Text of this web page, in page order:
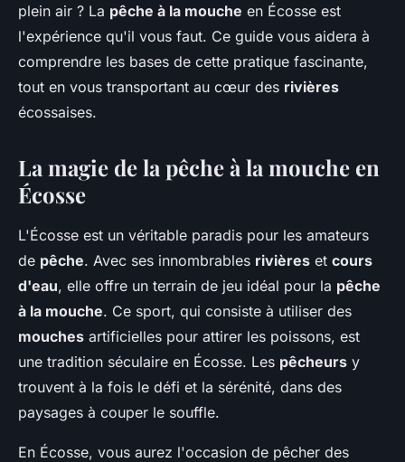
plein air ? La pêche à la mouche en Écosse est
l'expérience qu'il vous faut. Ce guide vous aidera à
comprendre les bases de cette pratique fascinante,
tout en vous transportant au cœur des rivières
écossaises.
La magie de la pêche à la mouche en
Écosse
L'Écosse est un véritable paradis pour les amateurs
de pêche. Avec ses innombrables rivières et cours
d'eau, elle offre un terrain de jeu idéal pour la pêche
à la mouche. Ce sport, qui consiste à utiliser des
mouches artificielles pour attirer les poissons, est
une tradition séculaire en Écosse. Les pêcheurs y
trouvent à la fois le défi et la sérénité, dans des
paysages à couper le souffle.
En Écosse, vous aurez l'occasion de pêcher des